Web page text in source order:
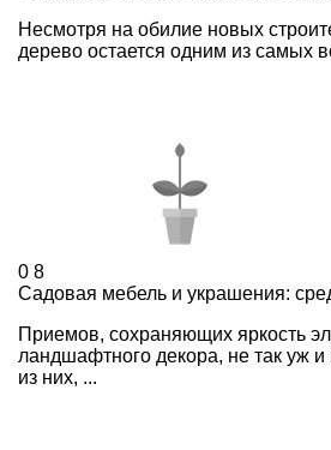
Несмотря на обилие новых
дерево остается одним из самых
0 8
Садовая мебель и украшения:
Приемов, сохраняющих яркость
ландшафтного декора, не так уж
из них, ...